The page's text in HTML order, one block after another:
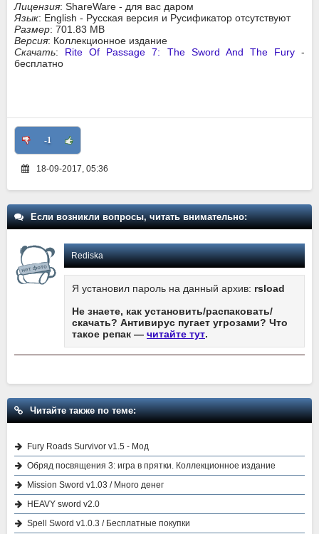
Лицензия: ShareWare - для вас даром
Язык: English - Русская версия и Русификатор отсутствуют
Размер: 701.83 MB
Версия: Коллекционное издание
Скачать: Rite Of Passage 7: The Sword And The Fury-
бесплатно
-1
18-09-2017, 05:36
Если возникли вопросы, читать внимательно:
Rediska
Я установил пароль на данный архив: rsload
Не знаете, как установить/распаковать/
скачать? Антивирус пугает угрозами? Что
такое репак — читайте тут.
Читайте также по теме:
Fury Roads Survivor v1.5 - Мод
Обряд посвящения 3: игра в прятки. Коллекционное издание
Mission Sword v1.03 / Много денег
HEAVY sword v2.0
Spell Sword v1.0.3 / Бесплатные покупки